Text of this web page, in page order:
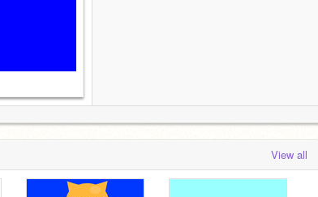
View all